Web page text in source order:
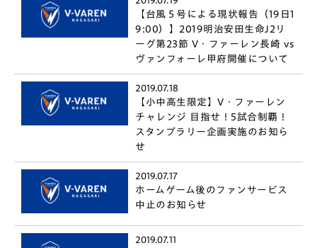
【台風５号による現状報告（19日1
9:00）】2019明治安田生命J2リ
ーグ第23節 V・ファーレン長崎 vs
ヴァンフォーレ甲府開催について
2019.07.18
【小中高生限定】V・ファーレン
チャレンジ 目指せ！5試合制覇！
スタンプラリー企画実施のお知ら
せ
2019.07.17
ホームゲーム後のファンサービス
中止のお知らせ
2019.07.11